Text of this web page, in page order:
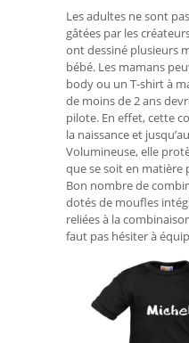
Les adultes ne sont
gâtées par les
ont dessiné plusieurs
bébé. Les mamans
body ou un T-shirt à
de moins de 2 ans
pilote. En effet, cette
la naissance et
Volumineuse, elle
que se soit en matière
Bon nombre de
dotés de moufles
reliées à la
faut pas hésiter à